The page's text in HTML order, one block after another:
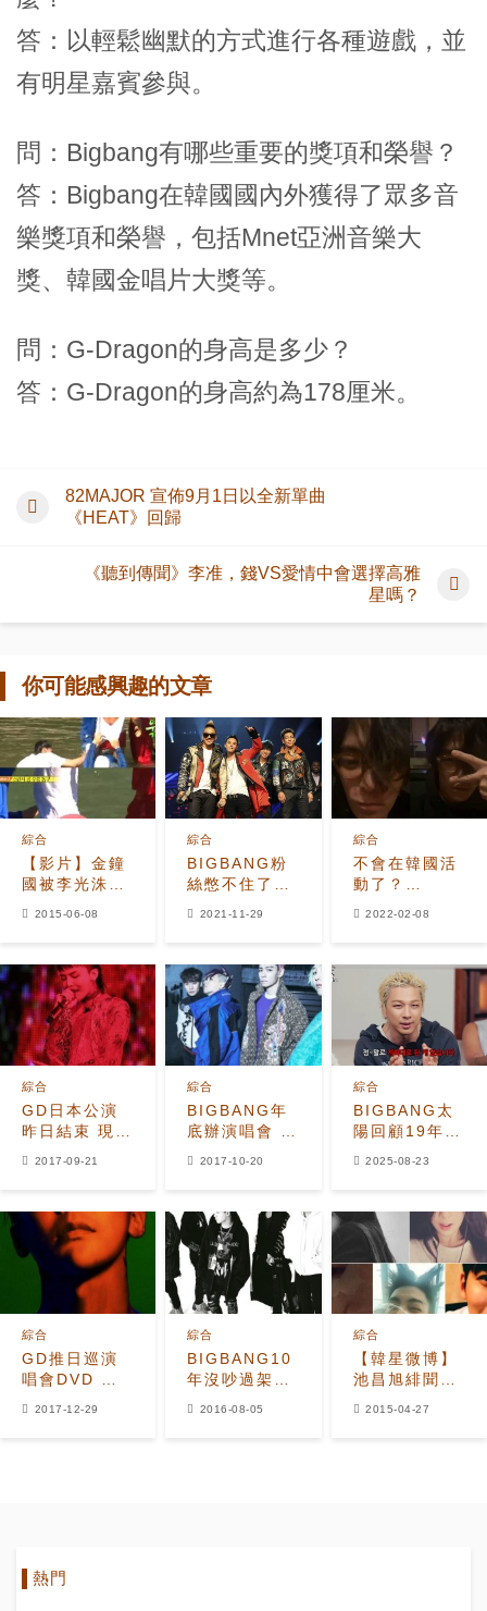
答：以輕鬆幽默的方式進行各種遊戲，並
有明星嘉賓參與。
問：Bigbang有哪些重要的獎項和榮譽？
答：Bigbang在韓國國內外獲得了眾多音
樂獎項和榮譽，包括Mnet亞洲音樂大
獎、韓國金唱片大獎等。
問：G-Dragon的身高是多少？
答：G-Dragon的身高約為178厘米。
82MAJOR 宣佈9月1日以全新單曲
《HEAT》回歸
《聽到傳聞》李准，錢VS愛情中會選擇高雅
星嗎？
你可能感興趣的文章
【影片】金鐘
國被李光洙脫
褲 裸體躲水
綜合
2015-06-08
BIGBANG粉
絲憋不住了，
派出卡車到
回歸
綜合
2021-11-29
不會在韓國活
動了？
Bigbang的回
綜合
2022-02-08
GD日本公演
昨日結束 現場
言及入伍一事
綜合
2017-09-21
BIGBANG年
底辦演唱會 四
缺一高尺巨蛋
綜合
2017-10-20
BIGBANG太
陽回顧19年演
藝路：「沒有
綜合
2025-08-23
GD推日巡演
唱會DVD 明
綜合
2017-12-29
BIGBANG10
年沒吵過架
綜合
2016-08-05
【韓星微博】
池昌旭緋聞女
綜合
2015-04-27
熱門